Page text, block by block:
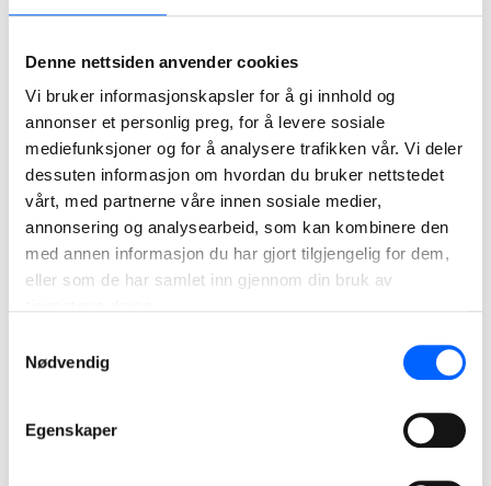
Denne nettsiden anvender cookies
Vi bruker informasjonskapsler for å gi innhold og
annonser et personlig preg, for å levere sosiale
mediefunksjoner og for å analysere trafikken vår. Vi deler
dessuten informasjon om hvordan du bruker nettstedet
vårt, med partnerne våre innen sosiale medier,
annonsering og analysearbeid, som kan kombinere den
med annen informasjon du har gjort tilgjengelig for dem,
eller som de har samlet inn gjennom din bruk av
Nødvendig
Egenskaper
2021
Bakkeåsen omsorgsboliger
prefabelementer for bærekonstruksjon og komplette
Les mer om prosjektet